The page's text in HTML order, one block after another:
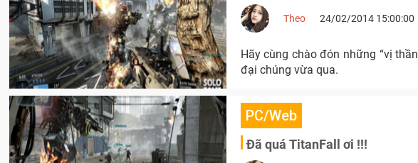
Theo 24/02/2014 15:00:00
Hãy cùng chào đón những “vị
đại chúng vừa qua.
PC/Web
Đã quá TitanFall ơi !!!